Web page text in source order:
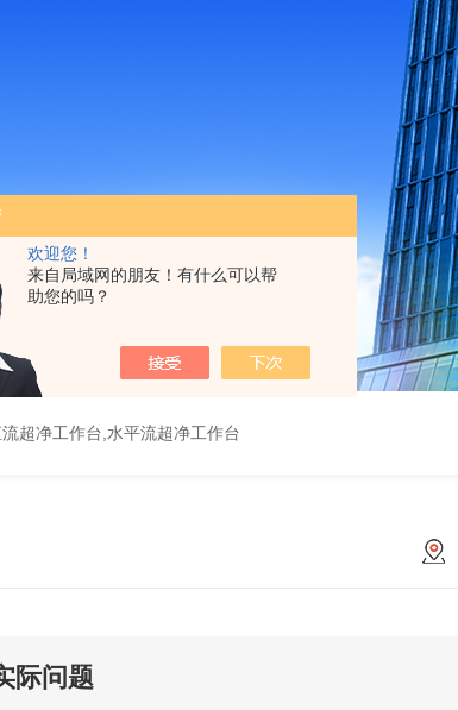
欢迎您！
来自局域网的朋友！有什么可以帮
助您的吗？
超净工作台,水平流超净工作台
际问题